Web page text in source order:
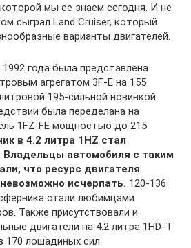
мы ее знаем сегодня. И не
сыграл Land Cruiser, который
варианты двигателей.
года была представлена
агрегатом 3F-E на 155
195-сильной новинкой
была переделана на
1FZ-FE мощностью до 215
в 4.2 литра 1HZ стал
Владельцы автомобиля с таким
что ресурс двигателя
исчерпать. 120-136
стали любимцами
Также присутствовали и
двигатели на 4.2 литра 1HD-T
170 лошадиных сил